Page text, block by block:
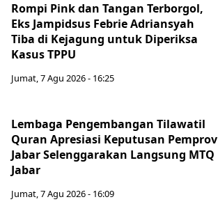
Rompi Pink dan Tangan Terborgol,
Eks Jampidsus Febrie Adriansyah
Tiba di Kejagung untuk Diperiksa
Kasus TPPU
Jumat, 7 Agu 2026 - 16:25
Lembaga Pengembangan Tilawatil
Quran Apresiasi Keputusan Pemprov
Jabar Selenggarakan Langsung MTQ
Jabar
Jumat, 7 Agu 2026 - 16:09